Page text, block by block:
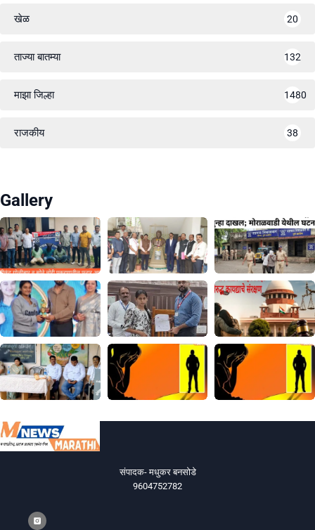
खेळ 20
ताज्या बातम्या 132
माझा जिल्हा 1480
राजकीय 38
Gallery
संपादक- मधुकर बनसोडे
9604752782